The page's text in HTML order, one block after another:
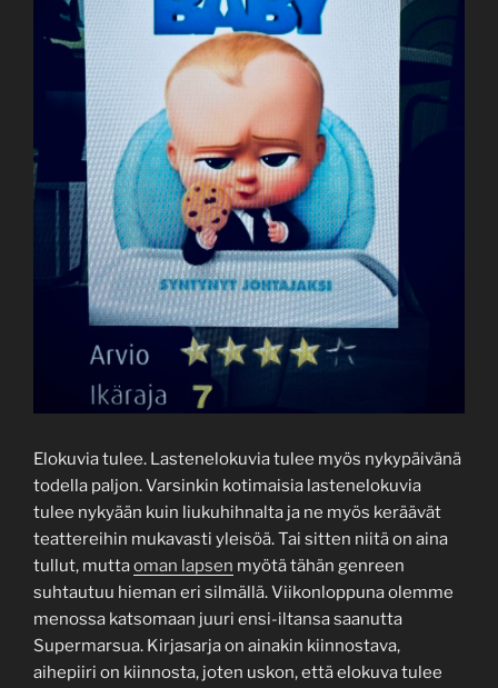
Elokuvia tulee. Lastenelokuvia tulee myös nykypäivänä
todella paljon. Varsinkin kotimaisia lastenelokuvia
tulee nykyään kuin liukuhihnalta ja ne myös keräävät
teattereihin mukavasti yleisöä. Tai sitten niitä on aina
tullut, muttaoman lapsen myötä tähän genreen
suhtautuu hieman eri silmällä. Viikonloppuna olemme
menossa katsomaan juuri ensi-iltansa saanutta
Supermarsua. Kirjasarja on ainakin kiinnostava,
aihepiiri on kiinnosta, joten uskon, että elokuva tulee